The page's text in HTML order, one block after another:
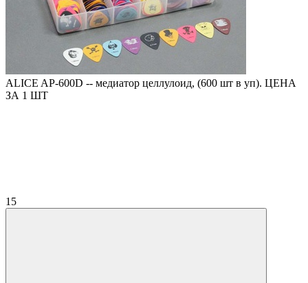
ALICE AP-600D -- медиатор целлулоид, (600 шт в уп). ЦЕНА
ЗА 1 ШТ
15